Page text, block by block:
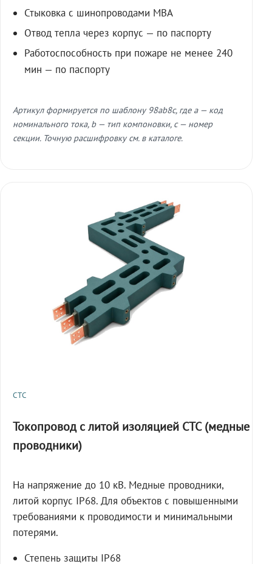
Стыковка с шинопроводами МВА
Отвод тепла через корпус — по паспорту
Работоспособность при пожаре не менее 240
мин — по паспорту
Артикул формируется по шаблону 98ab8c, где a — код
номинального тока, b — тип компоновки, c — номер
секции. Точную расшифровку см. в каталоге.
СТС
Токопровод с литой изоляцией СТС (медные
проводники)
На напряжение до 10 кВ. Медные проводники,
литой корпус IP68. Для объектов с повышенными
требованиями к проводимости и минимальными
потерями.
Степень защиты IP68